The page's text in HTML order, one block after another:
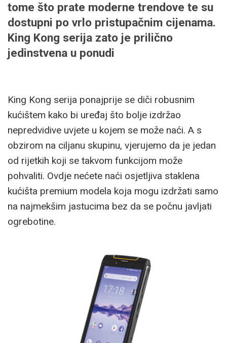
tome što prate moderne trendove te su
dostupni po vrlo pristupačnim cijenama.
King Kong serija zato je prilično
jedinstvena u ponudi
King Kong serija ponajprije se diči robusnim
kućištem kako bi uređaj što bolje izdržao
nepredvidive uvjete u kojem se može naći. A s
obzirom na ciljanu skupinu, vjerujemo da je jedan
od rijetkih koji se takvom funkcijom može
pohvaliti. Ovdje nećete naći osjetljiva staklena
kućišta premium modela koja mogu izdržati samo
na najmekšim jastucima bez da se počnu javljati
ogrebotine.